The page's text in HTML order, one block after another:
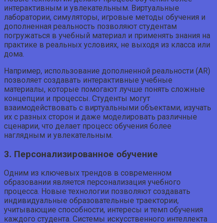
интерактивным и увлекательным. Виртуальные
лаборатории, симуляторы, игровые методы обучения и
дополненная реальность позволяют студентам
погружаться в учебный материал и применять знания на
практике в реальных условиях, не выходя из класса или
дома.
Например, использование дополненной реальности (AR)
позволяет создавать интерактивные учебные
материалы, которые помогают лучше понять сложные
концепции и процессы. Студенты могут
взаимодействовать с виртуальными объектами, изучать
их с разных сторон и даже моделировать различные
сценарии, что делает процесс обучения более
наглядным и увлекательным.
3. Персонализированное обучение
Одним из ключевых трендов в современном
образовании является персонализация учебного
процесса. Новые технологии позволяют создавать
индивидуальные образовательные траектории,
учитывающие способности, интересы и темп обучения
каждого студента. Системы искусственного интеллекта